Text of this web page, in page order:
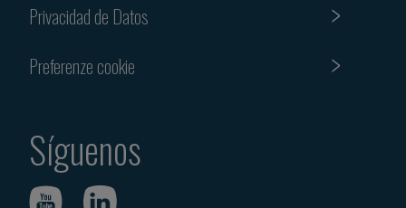
Privacidad de Datos
Preferenze cookie
Síguenos